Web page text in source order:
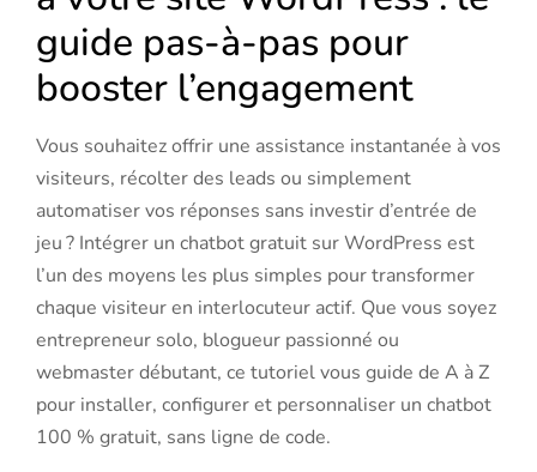
guide pas-à-pas pour
booster l’engagement
Vous souhaitez offrir une assistance instantanée à vos
visiteurs, récolter des leads ou simplement
automatiser vos réponses sans investir d’entrée de
jeu ? Intégrer un chatbot gratuit sur WordPress est
l’un des moyens les plus simples pour transformer
chaque visiteur en interlocuteur actif. Que vous soyez
entrepreneur solo, blogueur passionné ou
webmaster débutant, ce tutoriel vous guide de A à Z
pour installer, configurer et personnaliser un chatbot
100 % gratuit, sans ligne de code.